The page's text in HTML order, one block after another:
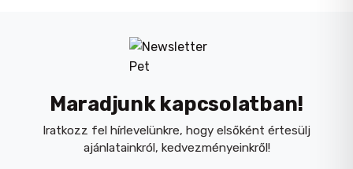
Technológiai adalékanyagok: Üledékes
eredetű klinoptilolit: 2 g.
Analitikai összetevők:
Nyersfehérje: 9,5 % – Nyersolajok és -
Maradjunk kapcsolatban!
Iratkozz fel hírlevelünkre, hogy elsőként értesülj
ajánlatainkról, kedvezményeinkről!